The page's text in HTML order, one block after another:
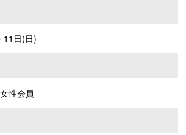
11日(日)
性会員